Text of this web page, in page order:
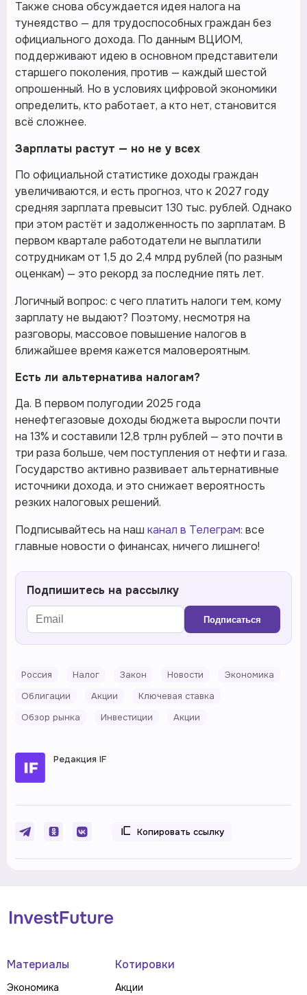
Также снова обсуждается идея налога на
тунеядство — для трудоспособных граждан без
официального дохода. По данным ВЦИОМ,
поддерживают идею в основном представители
старшего поколения, против — каждый шестой
опрошенный. Но в условиях цифровой экономики
определить, кто работает, а кто нет, становится
всё сложнее.
Зарплаты растут — но не у всех
По официальной статистике доходы граждан
увеличиваются, и есть прогноз, что к 2027 году
средняя зарплата превысит 130 тыс. рублей. Однако
при этом растёт и задолженность по зарплатам. В
первом квартале работодатели не выплатили
сотрудникам от 1,5 до 2,4 млрд рублей (по разным
оценкам) — это рекорд за последние пять лет.
Логичный вопрос: с чего платить налоги тем, кому
зарплату не выдают? Поэтому, несмотря на
разговоры, массовое повышение налогов в
ближайшее время кажется маловероятным.
Есть ли альтернатива налогам?
Да. В первом полугодии 2025 года
ненефтегазовые доходы бюджета выросли почти
на 13% и составили 12,8 трлн рублей — это почти в
три раза больше, чем поступления от нефти и газа.
Государство активно развивает альтернативные
источники дохода, и это снижает вероятность
резких налоговых решений.
Подписывайтесь на наш канал в Телеграм: все
главные новости о финансах, ничего лишнего!
Подпишитесь на рассылку
Подписаться
Россия Налог Закон Новости
Экономика
Облигации
Акции
Ключевая ставка
Обзор рынка
Инвестиции Акции
Редакция IF
Копировать ссылку
Материалы
Экономика
Котировки
Акции